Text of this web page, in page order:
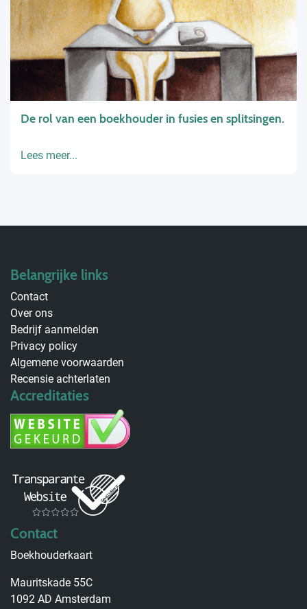
De rol van een boekhouder in fusies en splitsingen.
Lees meer...
Belangrijke links
Contact
Over ons
Bedrijf aanmelden
Privacy policy
Algemene voorwaarden
Recensie achterlaten
Accreditaties
Contact
Boekhouderkaart
Mauritskade 55C
1092 AD Amsterdam